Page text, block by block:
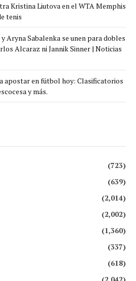
Kristina Liutova en el WTA Memphis
tenis
Aryna Sabalenka se unen para dobles
Alcaraz ni Jannik Sinner | Noticias
apostar en fútbol hoy: Clasificatorios
y más.
(723)
(639)
(2,014)
(2,002)
(1,360)
(337)
(618)